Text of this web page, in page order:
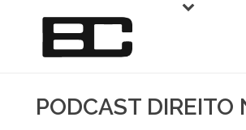
PODCAST DIREITO